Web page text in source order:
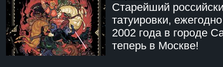
Старейший
татуировки,
2002 года в городе
теперь в Москве!